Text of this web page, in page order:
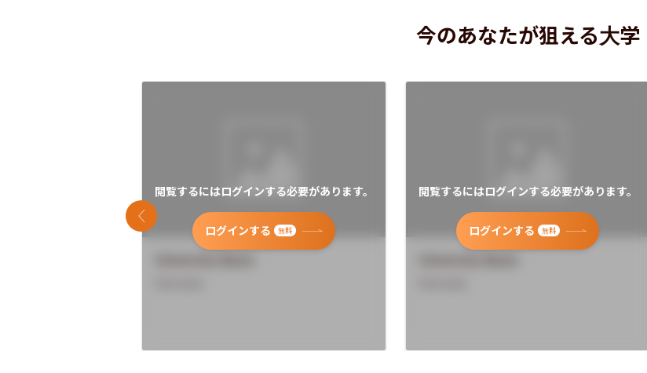
今のあなたが狙える大学
閲覧するにはログインする必要があります。
ログインする 無料
閲覧するにはログインする必要があります。
ログインする 無料
前のスライド